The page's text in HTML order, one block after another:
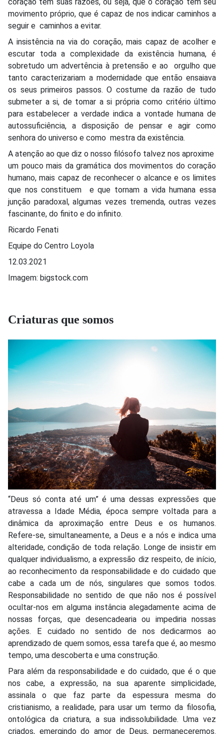
movimento próprio, que é capaz de nos indicar caminhos a
seguir e caminhos a evitar.
A insistência na via do coração, mais capaz de acolher e
escutar toda a complexidade da existência humana, é
sobretudo um advertência à pretensão e ao orgulho que
tanto caracterizariam a modernidade que então ensaiava
os seus primeiros passos. O costume da razão de tudo
submeter a si, de tomar a si própria como critério último
para estabelecer a verdade indica a vontade humana de
autossuficiência, a disposição de pensar e agir como
senhora do universo e como mestra da existência.
A atenção ao que diz o nosso filósofo talvez nos aproxime
um pouco mais da gramática dos movimentos do coração
humano, mais capaz de reconhecer o alcance e os limites
que nos constituem e que tornam a vida humana essa
junção paradoxal, algumas vezes tremenda, outras vezes
fascinante, do finito e do infinito.
Ricardo Fenati
Equipe do Centro Loyola
12.03.2021
Imagem: bigstock.com
Criaturas que somos
“Deus só conta até um” é uma dessas expressões que
atravessa a Idade Média, época sempre voltada para a
dinâmica da aproximação entre Deus e os humanos.
Refere-se, simultaneamente, a Deus e a nós e indica uma
alteridade, condição de toda relação. Longe de insistir em
qualquer individualismo, a expressão diz respeito, de início,
ao reconhecimento da responsabilidade e do cuidado que
cabe a cada um de nós, singulares que somos todos.
Responsabilidade no sentido de que não nos é possível
ocultar-nos em alguma instância alegadamente acima de
nossas forças, que desencadearia ou impediria nossas
ações. E cuidado no sentido de nos dedicarmos ao
aprendizado de quem somos, essa tarefa que é, ao mesmo
tempo, uma descoberta e uma construção.
Para além da responsabilidade e do cuidado, que é o que
nos cabe, a expressão, na sua aparente simplicidade,
assinala o que faz parte da espessura mesma do
cristianismo, a realidade, para usar um termo da filosofia,
ontológica da criatura, a sua indissolubilidade. Uma vez
criados, emergindo do amor de Deus, permaneceremos.